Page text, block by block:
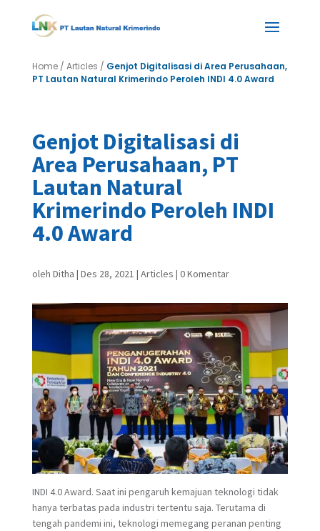
Home/ Articles / Genjot Digitalisasi di Area Perusahaan,
PT Lautan Natural Krimerindo Peroleh INDI 4.0 Award
Genjot Digitalisasi di
Area Perusahaan, PT
Lautan Natural
Krimerindo Peroleh INDI
4.0 Award
oleh Ditha | Des 28, 2021 | Articles | 0 Komentar
INDI 4.0 Award. Saat ini pengaruh kemajuan teknologi tidak
hanya terbatas pada industri tertentu saja. Terutama di
tengah pandemi ini, teknologi memegang peranan penting